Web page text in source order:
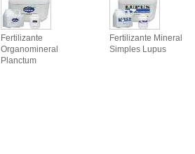
Fertilizante
Organomineral
Planctum
Fertilizante Mineral
Simples Lupus